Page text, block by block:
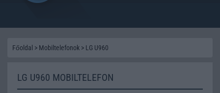
Főoldal > Mobiltelefonok > LG U960
LG U960 MOBILTELEFON